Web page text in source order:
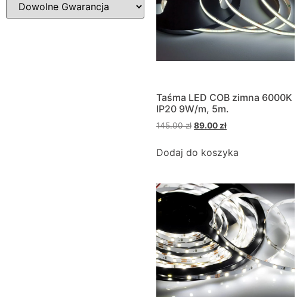
Taśma LED COB zimna 6000K
IP20 9W/m, 5m.
145.00zł 89.00 zł
Dodaj do koszyka